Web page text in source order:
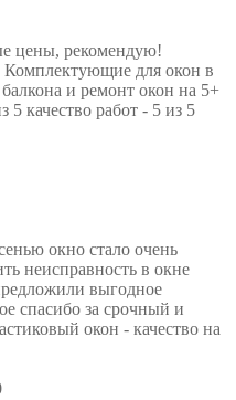
цены, рекомендую!
Комплектующие для окон в
и ремонт окон на 5+
качество работ - 5 из 5
окно стало очень
неисправность в окне
выгодное
спасибо за срочный и
окон - качество на